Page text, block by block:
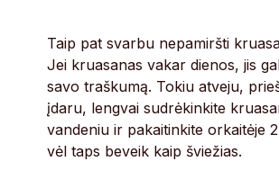
Taip pat svarbu nepamiršti
Jei kruasanas vakar dienos, jis
savo traškumą. Tokiu atveju,
įdaru, lengvai sudrėkinkite
vandeniu ir pakaitinkite orkaitėje
vėl taps beveik kaip šviežias.